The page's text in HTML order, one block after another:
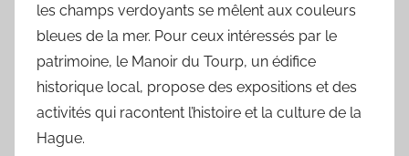
les champs verdoyants se mêlent aux couleurs
bleues de la mer. Pour ceux intéressés par le
patrimoine, le Manoir du Tourp, un édifice
historique local, propose des expositions et des
activités qui racontent l’histoire et la culture de la
Hague.